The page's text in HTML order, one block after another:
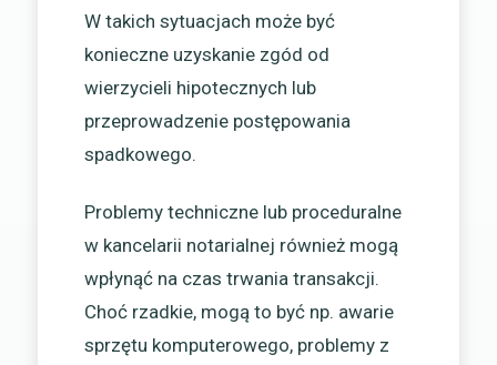
W takich sytuacjach może być
konieczne uzyskanie zgód od
wierzycieli hipotecznych lub
przeprowadzenie postępowania
spadkowego.
Problemy techniczne lub proceduralne
w kancelarii notarialnej również mogą
wpłynąć na czas trwania transakcji.
Choć rzadkie, mogą to być np. awarie
sprzętu komputerowego, problemy z